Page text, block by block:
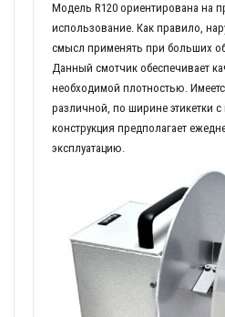
Модель R120 ориентирована на
использование. Как правило,
смысл применять при больших
Данный смотчик обеспечивает
необходимой плотностью.
различной, по ширине этикетки
конструкция предполагает
эксплуатацию.